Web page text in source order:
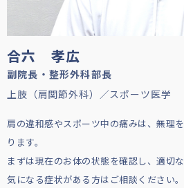
合六 孝広
副院長・整形外科部長
上肢（肩関節外科）／スポーツ医学
肩の違和感やスポーツ中の痛みは、無理
ります。
まずは現在のお体の状態を確認し、適切
気になる症状がある方はご相談ください。